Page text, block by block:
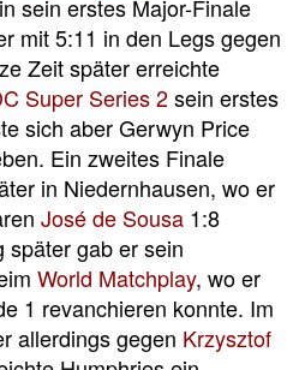
sein erstes Major-Finale
mit 5:11 in den Legs gegen
Zeit später erreichte
Super Series 2sein erstes
sich aber Gerwyn Price
Ein zweites Finale
in Niedernhausen, wo er
José de Sousa 1:8
später gab er sein
World Matchplay, wo er
1 revanchieren konnte. Im
allerdings gegen Krzysztof